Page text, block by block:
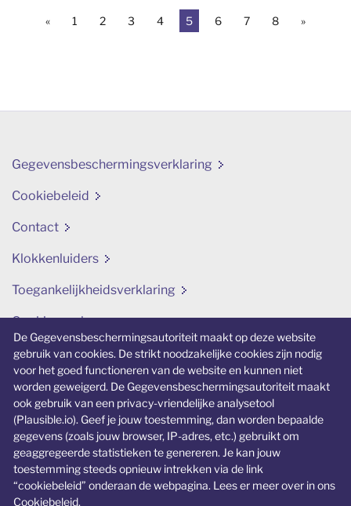
De Gegevensbeschermingsautoriteit maakt op deze website
gebruik van cookies. De strikt noodzakelijke cookies zijn nodig
voor het goed functioneren van de website en kunnen niet
worden geweigerd. De Gegevensbeschermingsautoriteit maakt
ook gebruik van een privacy-vriendelijke analysetool
(Plausible.io). Geef je jouw toestemming, dan worden bepaalde
gegevens (zoals jouw browser, IP-adres, etc.) gebruikt om
geaggregeerde statistieken te genereren. Je kan jouw
toestemming steeds opnieuw intrekken via de link
“cookiebeleid” onderaan de webpagina. Lees er meer over in ons
Cookiebeleid.
«(Vorige)
1 2 3 4 5(Huidige)
6 7 8 »
Gegevensbeschermingsverklaring
Cookiebeleid
Contact
Klokkenluiders
Toegankelijkheidsverklaring
Cookievoorkeuren aanpassen
Verwante website
ikbeslis.be
Een specifieke website over jongeren en
privacy.